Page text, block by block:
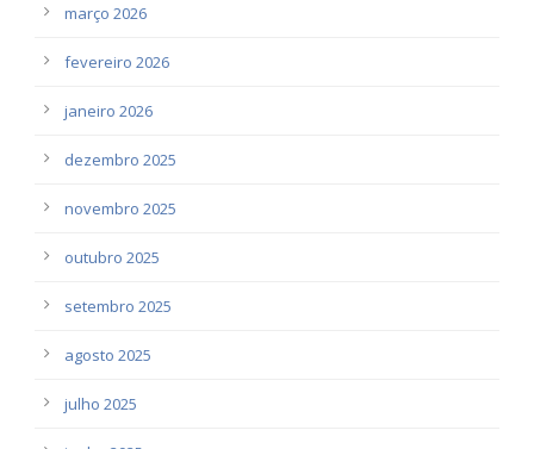
março 2026
fevereiro 2026
janeiro 2026
dezembro 2025
novembro 2025
outubro 2025
setembro 2025
agosto 2025
julho 2025